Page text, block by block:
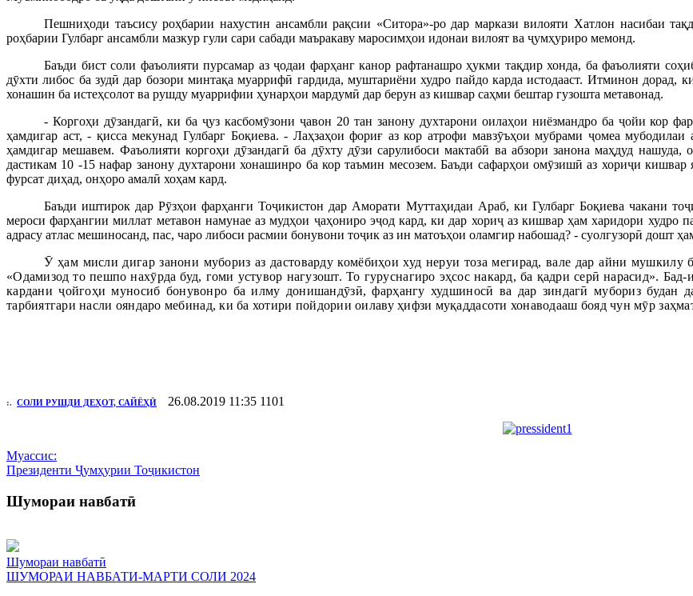
Пешниҳоди таъсису роҳбарии нахустин ансамбли рақсии «Ситора»-ро дар маркази вилояти Хатлон насибаи
роҳбарии Гулбарг ансамбли мазкур гули сари сабади маъракаву маросимҳои идонаи вилоят ва ҷумҳуриро мемонд.
Баъди бист соли фаъолияти пурсамар аз ҷодаи фарҳанг канор рафтанашро ҳукми тақдир хонда, ба фаъолияти
дӯхти либос ба зудӣ дар бозори минтақа муаррифӣ гардида, муштариёни худро пайдо карда истодааст. Итминон дорад,
хонашин ба истеҳсолот ва рушду муаррифии ҳунарҳои мардумӣ дар берун аз кишвар саҳми бештар гузошта метавонад.
- Коргоҳи дӯзандагӣ, ки ба ҷуз касбомӯзони ҷавон 20 тан занону духтарони оилаҳои ниёзманд­ро ба ҷойи кор
ҳамдигар аст, - қисса мекунад Гулбарг Боқиева. - Лаҳзаҳои фориғ аз кор атрофи мавзӯъҳои мубрами ҷомеа
ҳамдигар мешавем. Фаъолияти коргоҳи дӯзандагӣ ба дӯхту дӯзи сарулибоси мактабӣ ва абзори занона маҳдуд нашуда,
дастикам 10 -15 нафар занону духтарони хонашинро ба кор таъмин месозем. Баъди сафарҳои омӯзишӣ аз хориҷи
фурсат диҳад, онҳоро амалӣ хоҳам кард.
Баъди иштирок дар Рӯзҳои фарҳанги Тоҷикистон дар Аморати Муттаҳидаи Араб, ки Гулбарг Боқиева чакани
мероси фарҳангии миллат метавон намунае аз мудҳои ҷаҳониро эҷод кард, ки дар хориҷ аз кишвар ҳам харидори худро
адрасу атлас мешиносанд, пас, чаро либоси расмии бонувони тоҷик аз ин матоъҳои оламгир набошад? - суолгузорӣ дошт
Ӯ ҳам мисли дигар занони мубориз аз дастоварду комёбиҳои худ неруи тоза мегирад, вале дар айни мушкилу
«Одамизод то пешпо нахӯрда буд, гоми устувор нагузошт. То гуруснагиро эҳсос накард, ба қадри серӣ нарасид».
кардани ҷойгоҳи муносиб бонувонро ба илму донишандӯзӣ, фарҳангу худшиносӣ ва дар зиндагӣ мубориз будан
тарбиятгари насли ояндаро мебинад, ки ба хотири пойдории оилаву ҳифзи муқаддасоти хонаводааш бояд чун мӯр
:. СОЛИ РУШДИ ДЕҲОТ, САЙЁҲӢ 26.08.2019 11:35 1101
Муассис:
Президенти Ҷумҳурии Тоҷикистон
Шумораи навбатӣ
Шумораи навбатӣ
ШУМОРАИ НАВБАТИ-МАРТИ СОЛИ 2024